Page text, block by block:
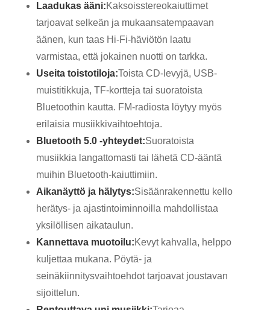
Laadukas ääni:Kaksoisstereokaiuttimet
tarjoavat selkeän ja mukaansatempaavan
äänen, kun taas Hi-Fi-häviötön laatu
varmistaa, että jokainen nuotti on tarkka.
Useita toistotiloja:Toista CD-levyjä, USB-
muistitikkuja, TF-kortteja tai suoratoista
Bluetoothin kautta. FM-radiosta löytyy myös
erilaisia ​​musiikkivaihtoehtoja.
Bluetooth 5.0 -yhteydet:Suoratoista
musiikkia langattomasti tai lähetä CD-ääntä
muihin Bluetooth-kaiuttimiin.
Aikanäyttö ja hälytys:Sisäänrakennettu kello
herätys- ja ajastintoiminnoilla mahdollistaa
yksilöllisen aikataulun.
Kannettava muotoilu:Kevyt kahvalla, helppo
kuljettaa mukana. Pöytä- ja
seinäkiinnitysvaihtoehdot tarjoavat joustavan
sijoittelun.